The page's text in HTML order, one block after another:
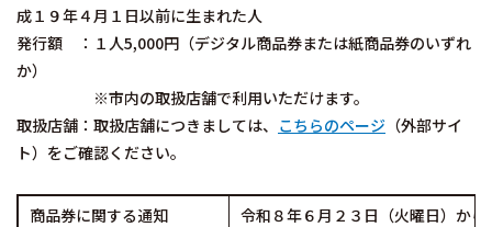
成１９年４月１日以前に生まれた人
発行額 ：１人5,000円（デジタル商品券または紙商品券のいずれ
か）
※市内の取扱店舗で利用いただけます。
取扱店舗：取扱店舗につきましては、 こちらのページ （外部サイ
ト）をご確認ください。
商品券に関する通知 令和８年６月２３日（火曜日）か